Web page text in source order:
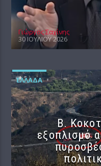
Γιώργος Σαχίνης
30 ΙΟΥΛΊΟΥ 2026
ΕΛΛΆΔΑ
Β.
εξοπλισμό